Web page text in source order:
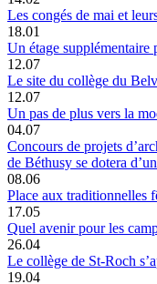
Les congés de mai et
18.01
Un étage
12.07
Le site du collège du
12.07
Un pas de plus vers la
04.07
Concours de projets
de Béthusy se dotera
08.06
Place aux traditionnelles
17.05
Quel avenir pour les
26.04
Le collège de St-Roch
19.04